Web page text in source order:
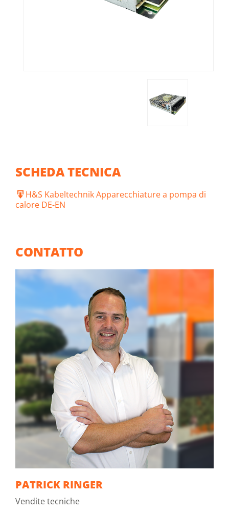
SCHEDA TECNICA
H&S Kabeltechnik Apparecchiature a pompa di
calore DE-EN
CONTATTO
PATRICK RINGER
Vendite tecniche